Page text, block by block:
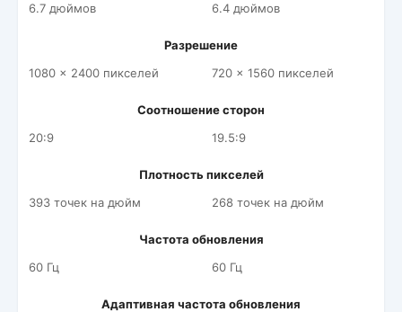
6.7 дюймов
6.4 дюймов
Разрешение
1080 x 2400 пикселей
720 x 1560 пикселей
Соотношение сторон
20:9
19.5:9
Плотность пикселей
393 точек на дюйм
268 точек на дюйм
Частота обновления
60 Гц
60 Гц
Адаптивная частота обновления